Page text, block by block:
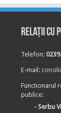
Relații cu
Telefon:
E-mail:
Functionarul
publice:
- Serbu